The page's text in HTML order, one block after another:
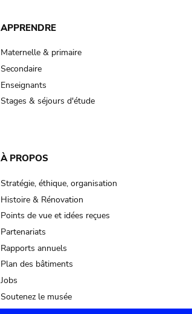
APPRENDRE
Maternelle & primaire
Secondaire
Enseignants
Stages & séjours d'étude
À PROPOS
Stratégie, éthique, organisation
Histoire & Rénovation
Points de vue et idées reçues
Partenariats
Rapports annuels
Plan des bâtiments
Jobs
Soutenez le musée